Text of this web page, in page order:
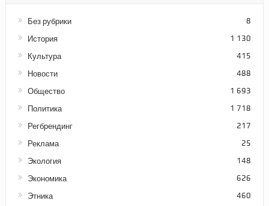
Без рубрики 8
История 1 130
Культура 415
Новости 488
Общество 1 693
Политика 1 718
Регбрендинг 217
Реклама 25
Экология 148
Экономика 626
Этника 460